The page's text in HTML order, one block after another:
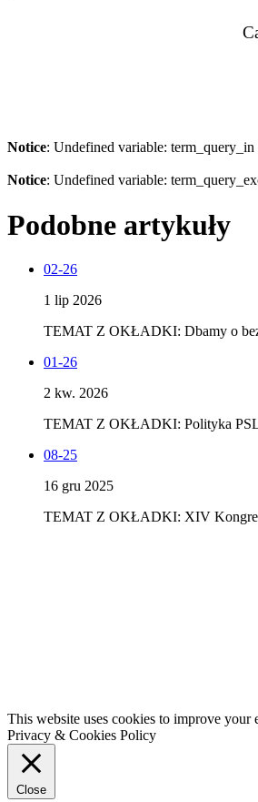
Notice: Undefined variable: term_query_in
Notice: Undefined variable:
Podobne artykuły
02-26
1 lip 2026
TEMAT Z OKŁADKI: Dbamy o
01-26
2 kw. 2026
TEMAT Z OKŁADKI: Polityka PSL
08-25
16 gru 2025
TEMAT Z OKŁADKI: XIV Kongres
This website uses cookies to improve
Privacy & Cookies Policy
Close